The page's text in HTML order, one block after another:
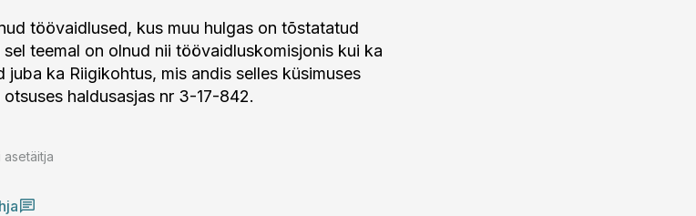
töövaidlused, kus muu hulgas on tõstatatud
teemal on olnud nii töövaidluskomisjonis kui ka
ka Riigikohtus, mis andis selles küsimuses
haldusasjas nr 3-17-842.